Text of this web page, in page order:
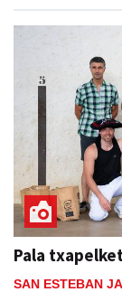
Pala
SAN ESTEBAN